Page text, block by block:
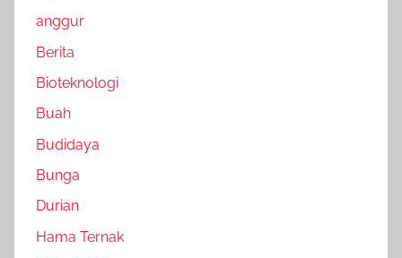
anggur
Berita
Bioteknologi
Buah
Budidaya
Bunga
Durian
Hama Ternak